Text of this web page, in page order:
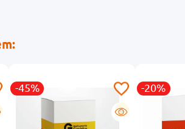
-45%
G
-20%